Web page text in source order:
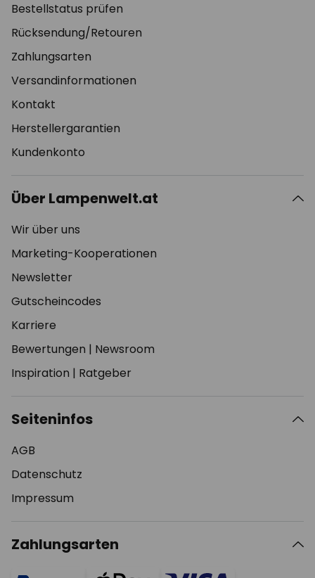
Bestellstatus prüfen
Rücksendung/Retouren
Zahlungsarten
Versandinformationen
Kontakt
Herstellergarantien
Kundenkonto
Über Lampenwelt.at
Wir über uns
Marketing-Kooperationen
Newsletter
Gutscheincodes
Karriere
Bewertungen | Newsroom
Inspiration | Ratgeber
Seiteninfos
AGB
Datenschutz
Impressum
Zahlungsarten